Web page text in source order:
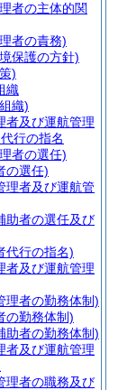
者の主体的関
者の責務)
保護の方針)
)
織
織)
者及び運航管理
行の指名
者の選任)
の選任)
理者及び運航管
助者の選任及び
代行の指名)
者及び運航管理
理者の勤務体制)
の勤務体制)
助者の勤務体制)
者及び運航管理
理者の職務及び